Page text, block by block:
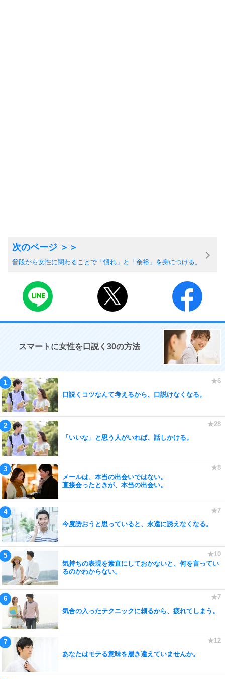
普段から女性に関わることで「慣れ」と「余裕」を身につける。
スマートに女性を口説く30の方法
口説くコツなんて考えるから、口説けなくなる。
「いいな」と思う人がいれば、話しかける。
メールは、本当の出会いではない。
直接会ったときが、本当の出会い。
今度誘おうと思っていると、永遠に誘えなくなる。
気持ちの表現を素直にしておかないと、何を言ってい
るのかわからない。
気合の入ったテクニックに頼るから、疲れてしまう。
あなたはモテる意味を履き違えていませんか。